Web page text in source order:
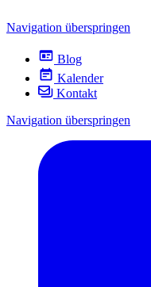
Navigation überspringen
Blog
Kalender
Kontakt
Navigation überspringen